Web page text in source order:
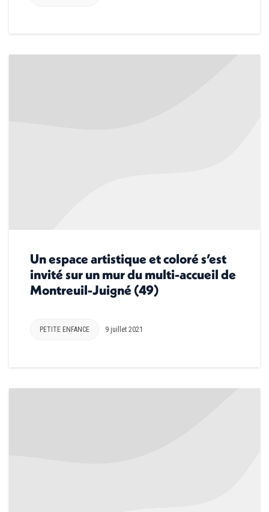
Un espace artistique et coloré s’est
invité sur un mur du multi-accueil de
Montreuil-Juigné (49)
PETITE ENFANCE 9 juillet 2021